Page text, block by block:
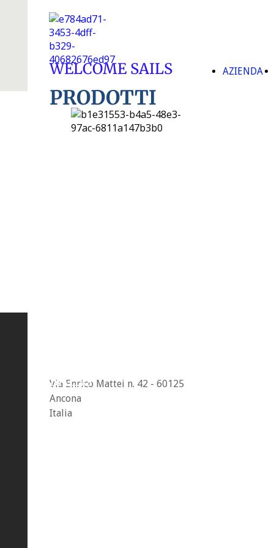
AZIENDA
WELCOME SAILS
PRODOTTI
SAILS
Via Enrico Mattei n. 42 - 60125
Ancona
Italia